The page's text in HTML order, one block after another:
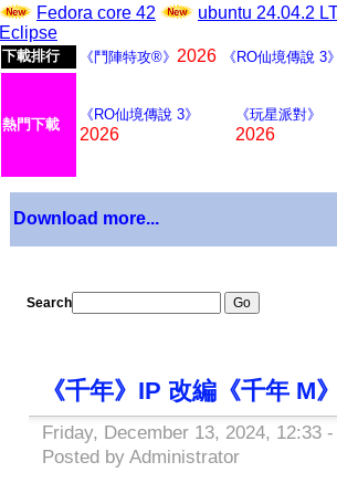
Fedora core 42
ubuntu 24.04.2
Eclipse
下載排行 《鬥陣特攻®》 2026 《RO仙境傳說 3
熱門下載
《RO仙境傳說 3》
2026
《玩星派對》
2026
Download more...
Search
《千年》IP 改編《千年 M
Friday, December 13, 2024, 12:33
Posted by Administrator